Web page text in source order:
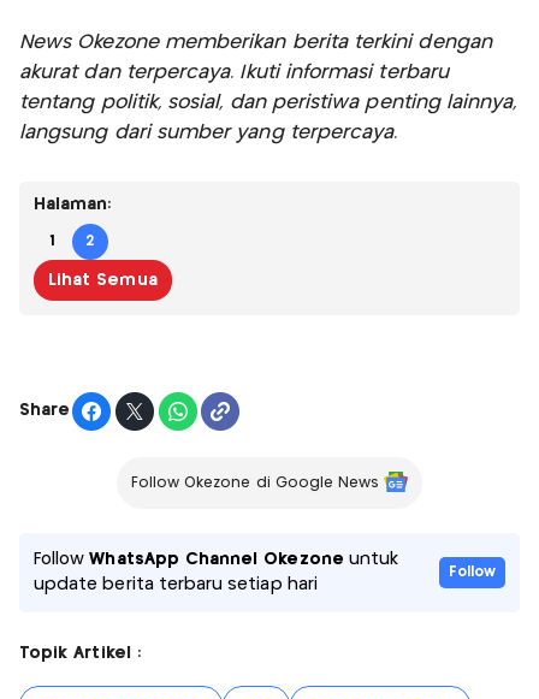
News Okezone memberikan berita terkini dengan
akurat dan terpercaya. Ikuti informasi terbaru
tentang politik, sosial, dan peristiwa penting lainnya,
langsung dari sumber yang terpercaya.
Halaman:
1 2
Lihat Semua
Share
Follow Okezone di Google News
FollowWhatsApp Channel Okezone untuk
update berita terbaru setiap hari
Follow
Topik Artikel :